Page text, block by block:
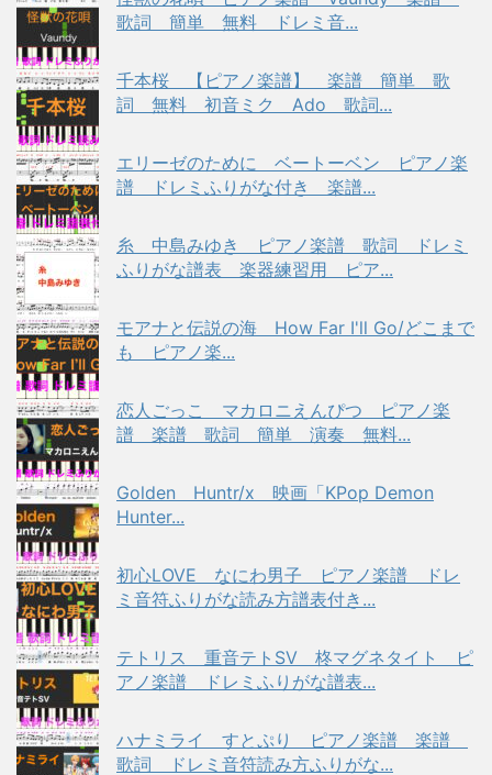
歌詞 簡単 無料 ドレミ音...
千本桜 【ピアノ楽譜】 楽譜 簡単 歌
詞 無料 初音ミク Ado 歌詞...
エリーゼのために ベートーベン ピアノ楽
譜 ドレミふりがな付き 楽譜...
糸 中島みゆき ピアノ楽譜 歌詞 ドレミ
ふりがな譜表 楽器練習用 ピア...
モアナと伝説の海 How Far I'll Go/どこまで
も ピアノ楽...
恋人ごっこ マカロニえんぴつ ピアノ楽
譜 楽譜 歌詞 簡単 演奏 無料...
Golden Huntr/x 映画「KPop Demon
Hunter...
初心LOVE なにわ男子 ピアノ楽譜 ドレ
ミ音符ふりがな読み方譜表付き...
テトリス 重音テトSV 柊マグネタイト ピ
アノ楽譜 ドレミふりがな譜表...
ハナミライ すとぷり ピアノ楽譜 楽譜
歌詞 ドレミ音符読み方ふりがな...